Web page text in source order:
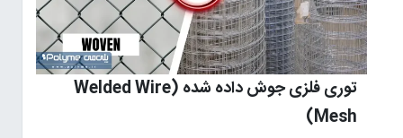
توری فلزی جوش داده شده (Welded Wire
Mesh)